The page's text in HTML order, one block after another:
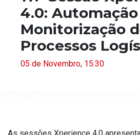
4.0:
Monitorização
Processos
05 de Novembro, 15:30